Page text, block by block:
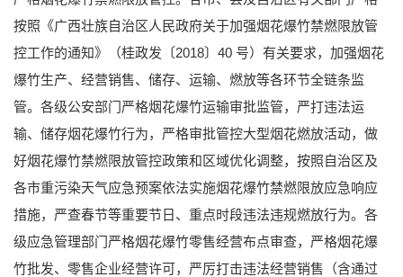
按照《广西壮族自治区人民政府关于加强烟花爆竹禁燃限放管
控工作的通知》（桂政发〔2018〕40 号）有关要求，加强烟花
爆竹生产、经营销售、储存、运输、燃放等各环节全链条监
管。各级公安部门严格烟花爆竹运输审批监管，严打违法运
输、储存烟花爆竹行为，严格审批管控大型烟花燃放活动，做
好烟花爆竹禁燃限放管控政策和区域优化调整，按照自治区及
各市重污染天气应急预案依法实施烟花爆竹禁燃限放应急响应
措施，严查春节等重要节日、重点时段违法违规燃放行为。各
级应急管理部门严格烟花爆竹零售经营布点审查，严格烟花爆
竹批发、零售企业经营许可，严厉打击违法经营销售（含通过